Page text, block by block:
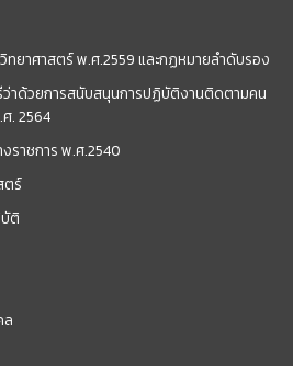
ทยาศาสตร์ พ.ศ.2559 และกฏหมายลำดับรอง
ว่าด้วยการสนับสนุนการปฏิบัติงานติดตามคน
. 2564
ราชการ พ.ศ.2540
ตร์
ติ
ล